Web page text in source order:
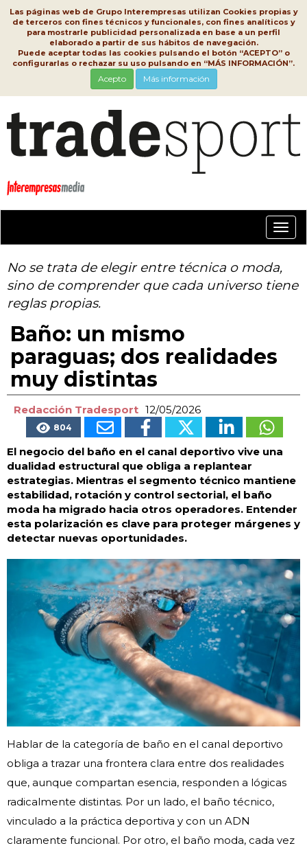
Las páginas web de Grupo Interempresas utilizan Cookies propias y
de terceros con fines técnicos y funcionales, con fines analíticos y
para mostrarle publicidad personalizada en base a un perfil
elaborado a partir de sus hábitos de navegación.
Puede aceptar todas las cookies pulsando el botón “ACEPTO” o
configurarlas o rechazar su uso pulsando en “MÁS INFORMACIÓN”.
Acepto Más información
No se trata de elegir entre técnica o moda,
sino de comprender que cada universo tiene
reglas propias.
Baño: un mismo
paraguas; dos realidades
muy distintas
Redacción Tradesport 12/05/2026
804
El negocio del baño en el canal deportivo vive una
dualidad estructural que obliga a replantear
estrategias. Mientras el segmento técnico mantiene
estabilidad, rotación y control sectorial, el baño
moda ha migrado hacia otros operadores. Entender
esta polarización es clave para proteger márgenes y
detectar nuevas oportunidades.
Hablar de la categoría de baño en el canal deportivo
obliga a trazar una frontera clara entre dos realidades
que, aunque compartan esencia, responden a lógicas
radicalmente distintas. Por un lado, el baño técnico,
vinculado a la práctica deportiva y con un ADN
claramente funcional. Por otro, el baño moda, cada vez